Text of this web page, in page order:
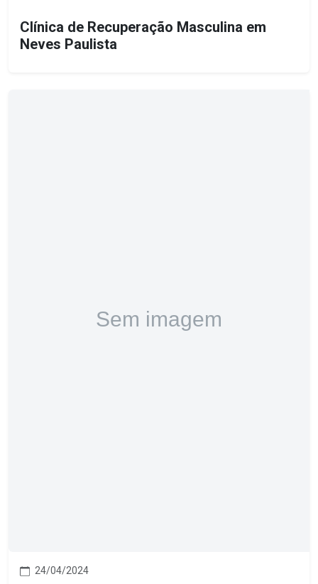
Clínica de Recuperação Masculina em
Neves Paulista
24/04/2024